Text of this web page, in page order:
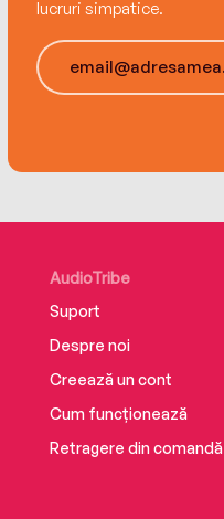
lucruri simpatice.
AudioTribe
Suport
Despre noi
Creează un cont
Cum funcționează
Retragere din comandă